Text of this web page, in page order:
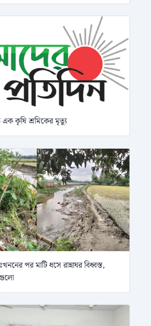
এক কৃষি শ্রমিকের মৃত্যু
পর মাটি ধসে রান্নাঘর বিধ্বস্ত,